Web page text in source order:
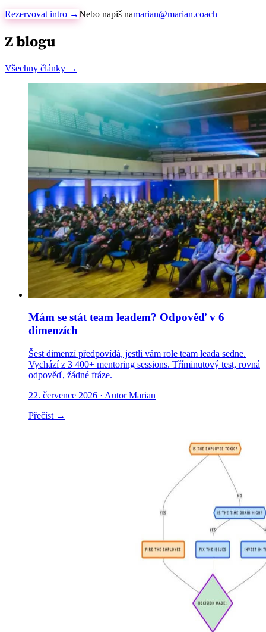
Rezervovat intro →Nebo napiš namarian@marian.coach
Z blogu
Všechny články →
Mám se stát team leadem? Odpověď v 6
dimenzích
Šest dimenzí předpovídá, jestli vám role team leada sedne.
Vychází z 3 400+ mentoring sessions. Tříminutový test, rovná
odpověď, žádné fráze.
22. července 2026 · Autor Marian
Přečíst →